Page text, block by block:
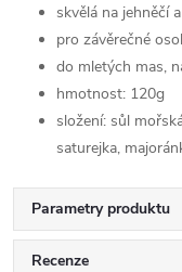
skvělá na jehněčí
pro závěrečné
do mletých mas,
hmotnost: 120g
složení: sůl
saturejka,
Parametry produktu
Recenze